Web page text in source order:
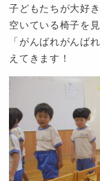
子どもたちが大好
空いている椅子を
「がんばれがんば
えてきます！